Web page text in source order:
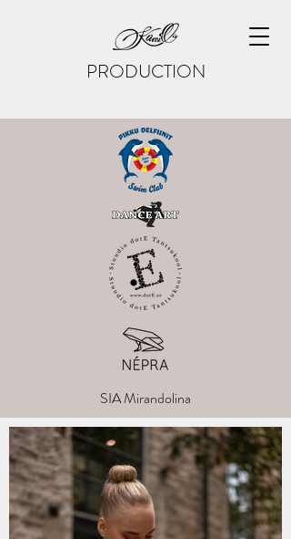
PRODUCTION
SIA Mirandolina